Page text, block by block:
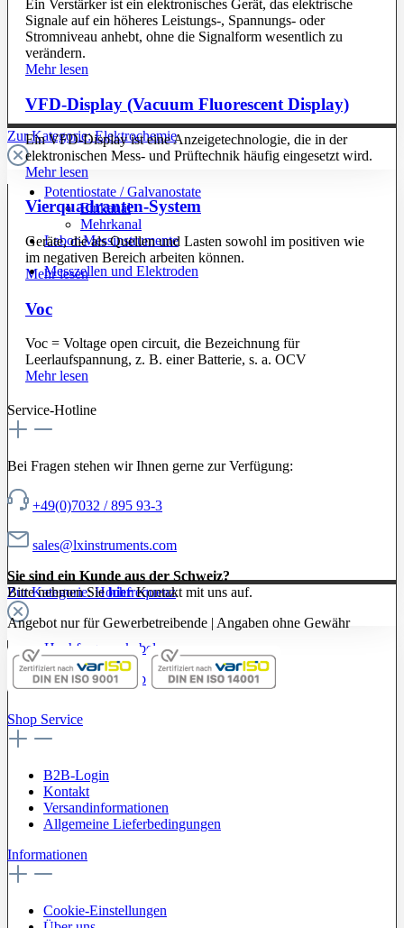
Zur Kategorie: Elektrochemie
Potentiostate / Galvanostate
Einkanal
Mehrkanal
Labor-Messinstrumente
Messzellen und Elektroden
Zur Kategorie: Hochfrequenz
Hochfrequenzkabel
Prüfspitzen / Probes
Ein Verstärker ist ein elektronisches Gerät, das elektrische
Signale auf ein höheres Leistungs-, Spannungs- oder
Stromniveau anhebt, ohne die Signalform wesentlich zu
verändern.
Mehr lesen
VFD-Display (Vacuum Fluorescent Display)
Ein VFD-Display ist eine Anzeigetechnologie, die in der
elektronischen Mess- und Prüftechnik häufig eingesetzt wird.
Mehr lesen
Vierquadranten-System
Geräte, die als Quellen und Lasten sowohl im positiven wie
im negativen Bereich arbeiten können.
Mehr lesen
Voc
Voc = Voltage open circuit, die Bezeichnung für
Leerlaufspannung, z. B. einer Batterie, s. a. OCV
Mehr lesen
Service-Hotline
Bei Fragen stehen wir Ihnen gerne zur Verfügung:
+49(0)7032 / 895 93-3
sales@lxinstruments.com
Sie sind ein Kunde aus der Schweiz?
Bitte nehmen SiehierKontakt mit uns auf.
Angebot nur für Gewerbetreibende | Angaben ohne Gewähr
Shop Service
B2B-Login
Kontakt
Versandinformationen
Allgemeine Lieferbedingungen
Informationen
Cookie-Einstellungen